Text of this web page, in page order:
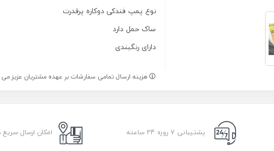
نوع پمپ فندکی دوکاره پرقدرت
ساک حمل دارد
دارای رنگبندی
هزینه ارسال تمامی سفارشات بر عهده مشتریان عزیز
پشتیبانی ۷ روزه ۲۴ ساعته امکان ارسال سریع